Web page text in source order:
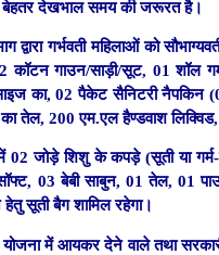
बेहतर देखभाल समय की जरूरत है।
द्वारा गर्भवती महिलाओं को
गाउन/साड़ी/सूट, 01 शॉल
का, 02 पैकेट सैनिटरी
तेल, 200 एम.एल हैण्डवाश
02 जोड़े शिशु के कपड़े (सूती या
03 बेबी साबुन, 01 तेल, 01
सूती बैग शामिल रहेगा।
योजना में आयकर देने वाले तथा